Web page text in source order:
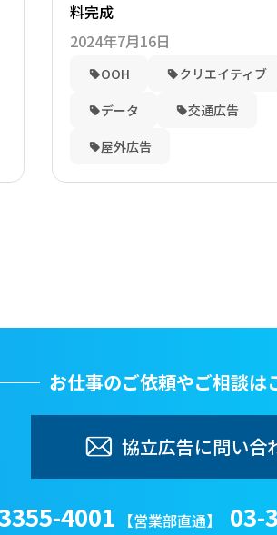
料完成
2024年7月16日
OOH
クリエイティブ
データ
交通広告
屋外広告
お仕事のご依頼やご相談は
協立広告に問い合
4001 【営業部直通】 03-